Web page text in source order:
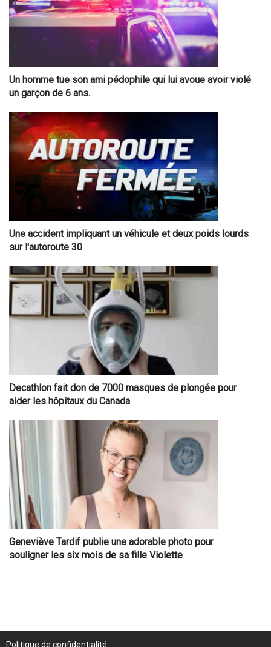
Un homme tue son ami pédophile qui lui avoue avoir violé
un garçon de 6 ans.
Une accident impliquant un véhicule et deux poids lourds
sur l'autoroute 30
Decathlon fait don de 7000 masques de plongée pour
aider les hôpitaux du Canada
Geneviève Tardif publie une adorable photo pour
souligner les six mois de sa fille Violette
Politique de confidentialité